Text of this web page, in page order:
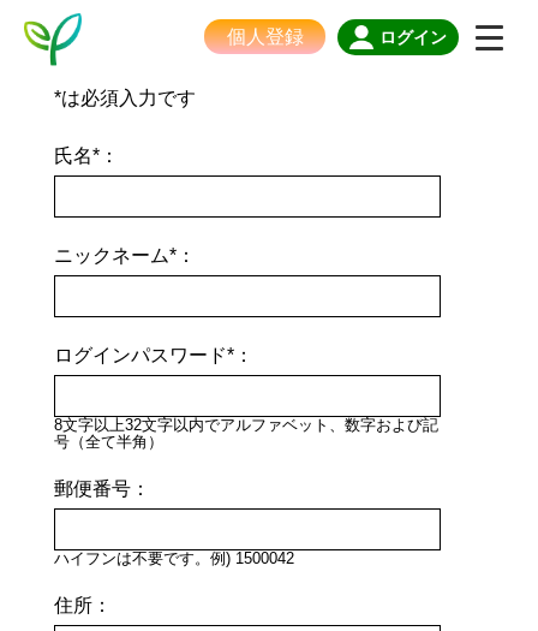
個人登録 ログイン
*は必須入力です
氏名*：
ニックネーム*：
ログインパスワード*：
8文字以上32文字以内でアルファベット、数字および記
号（全て半角）
郵便番号：
ハイフンは不要です。例) 1500042
住所：